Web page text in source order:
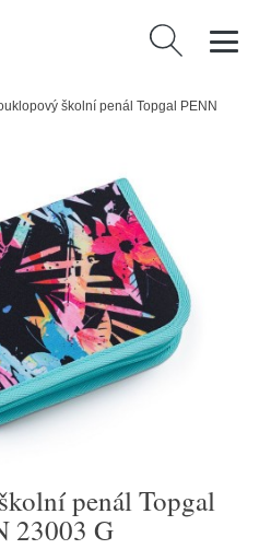
Vyhledávání
školní penál Topgal PENN
penál Topgal
23003 G